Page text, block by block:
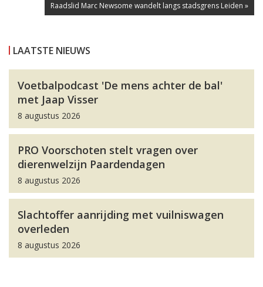
Raadslid Marc Newsome wandelt langs stadsgrens Leiden »
LAATSTE NIEUWS
Voetbalpodcast 'De mens achter de bal'
met Jaap Visser
8 augustus 2026
PRO Voorschoten stelt vragen over
dierenwelzijn Paardendagen
8 augustus 2026
Slachtoffer aanrijding met vuilniswagen
overleden
8 augustus 2026